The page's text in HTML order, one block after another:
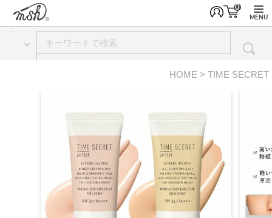
0
MENU
HOME TIME SECRET